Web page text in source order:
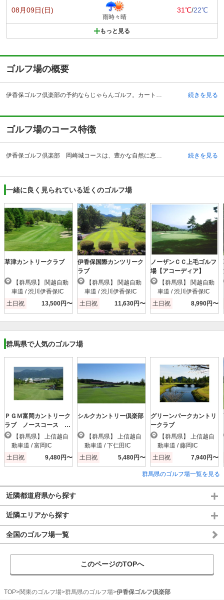
08月09日(日)
雨時々晴
31℃/22℃
もっと見る
ゴルフ場の概要
伊香保ゴルフ倶楽部の予約ならじゃらんゴルフ。カートの有無や利用税、キャンセル料、ナイター設備、駐車場などのコース情報はもちろん、口コミ、フォトギャラリーなどコースの難易度や攻略に役立つ情報充実、予約する度にポイントが貯まるのでお得にゴルフをお楽しみ頂けます。 緑に恵まれた群馬県の吾妻郡にある伊香保ゴルフ倶楽部 岡崎城コースは、南に伊香保森林公園や上毛三山の一つである榛名山を望む、大自然に抱かれたチャンピオンコースです。広大なフェアウェイは、プレーヤーに開放感にあふれたゴルフを満喫させてくれます。また、周囲の景観に合わせたクラブハウスは、平屋建ての和風建築の趣となっており、どこか懐かしい雰囲気を漂わせ、訪れたゴルファーにゆったりとした安心感を与えます。全日昼食付の料金でプランが組まれており、併設されたレストランで旬の食材を使った季節毎の美味しい料理を味わう事が出来ます。アクセスは、自動車で関越自動車道の渋川伊香保インターチェンジから15キロメートルとなっており、首都圏からは約1時間半の道程です。 続きを見る
ゴルフ場のコース特徴
伊香保ゴルフ倶楽部 岡崎城コースは、豊かな自然に恵まれた丘陵地に立つゴルフコースです。全27ホールで、それぞれ吾妻コース・烏帽子コース・音羽コースに9ホールずつの構成となっており、パー108となっています。総面積は204万平方メートルと、一般的な同規模のゴルフクラブに比べても広大な面積を誇り、それを活かした広めのフェアウェイで、ダイナミックで開放的な雰囲気の中でゴルフを満喫する事が出来ます。3コースそれぞれ特徴のあるコース設計が施されていますが、特に烏帽子コースはコースレート72.7の難易度を誇ります。ドッグレッグに絡んだ池やバンカーが、上級者といえども侮る事を許さず、攻略しがいのあるコースレイアウトに仕上げられています。 続きを見る
一緒に良く見られている近くのゴルフ場
草津カントリークラブ
車道 / 渋川伊香保IC
土日祝
13,500円〜
伊香保国際カンツリーク
ラブ
車道 / 渋川伊香保IC
土日祝
11,630円〜
ノーザンＣＣ上毛ゴルフ
場【アコーディア】
車道 / 渋川伊香保IC
土日祝
8,990円〜
群馬県で人気のゴルフ場
ＰＧＭ富岡カントリーク
ラブ ノースコース
【ＰＧＭ】
動車道 / 富岡IC
土日祝
9,480円〜
シルクカントリー倶楽部
動車道 / 下仁田IC
土日祝
5,480円〜
グリーンパークカントリ
ークラブ
動車道 / 藤岡IC
土日祝
7,940円〜
群馬県のゴルフ場一覧を見る
近隣都道府県から探す
近隣エリアから探す
全国のゴルフ場一覧
このページのTOPへ
TOP 関東のゴルフ場 群馬県のゴルフ場 伊香保ゴルフ倶楽部